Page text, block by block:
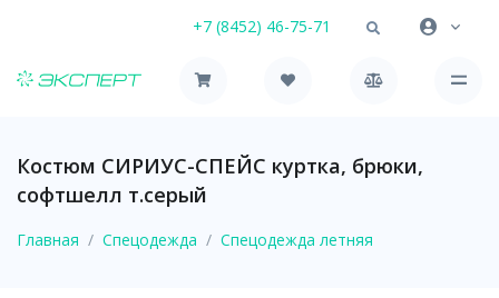
+7 (8452) 46-75-71
Костюм СИРИУС-СПЕЙС куртка, брюки,
софтшелл т.серый
Главная Спецодежда Спецодежда летняя